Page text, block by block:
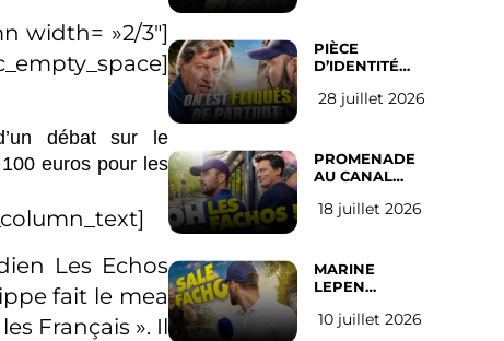
width= »2/3″]
débat sur le
euros pour les
Les Echos
fait le mea
Français ». Il
PIÈCE
D’IDENTITÉ
SUR LES
l’avis des
Français
28 juillet 2026
PROMENADE
AU CANAL
(les gauchistes
18 juillet 2026
MARINE
LEPEN
EN 2027 : l’avis
10 juillet 2026